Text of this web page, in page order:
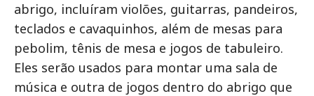
abrigo, incluíram violões, guitarras, pandeiros,
teclados e cavaquinhos, além de mesas para
pebolim, tênis de mesa e jogos de tabuleiro.
Eles serão usados para montar uma sala de
música e outra de jogos dentro do abrigo que